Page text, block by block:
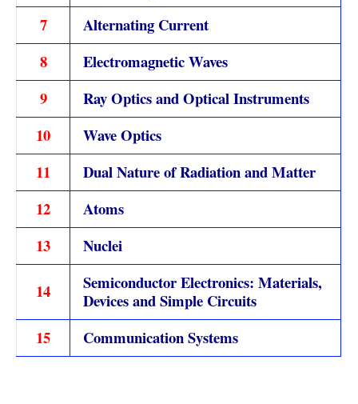
7
Alternating Current
8
Electromagnetic Waves
9
Ray Optics and Optical Instruments
10
Wave Optics
11
Dual Nature of Radiation and Matter
12
Atoms
13
Nuclei
14
Semiconductor Electronics: Materials,
Devices and Simple Circuits
15
Communication Systems